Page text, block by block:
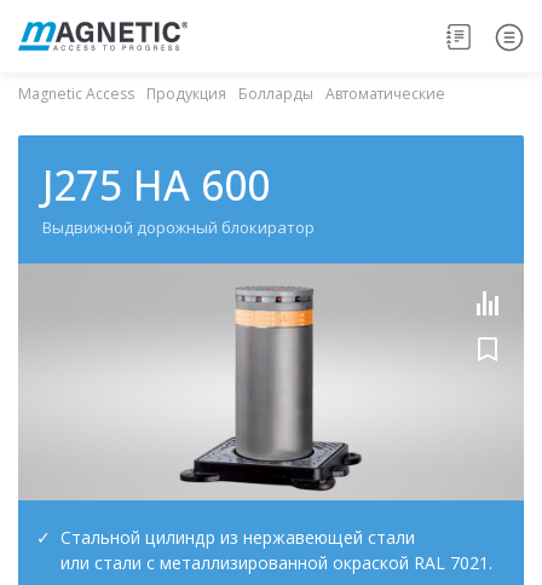
Magnetic Access Продукция Болларды Автоматические
J275 HA 600
Выдвижной дорожный блокиратор
Стальной цилиндр из нержавеющей стали
или стали с металлизированной окраской RAL 7021.